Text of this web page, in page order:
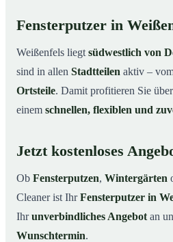
Fensterputzer in
Weißenfels liegt südwestlich von
sind in allen Stadtteilen aktiv –
Ortsteile. Damit profitieren Sie
einem schnellen, flexiblen und
Jetzt kostenloses
Ob Fensterputzen, Wintergärten
Cleaner ist IhrFensterputzer in
Ihrunverbindliches Angebot an
Wunschtermin.